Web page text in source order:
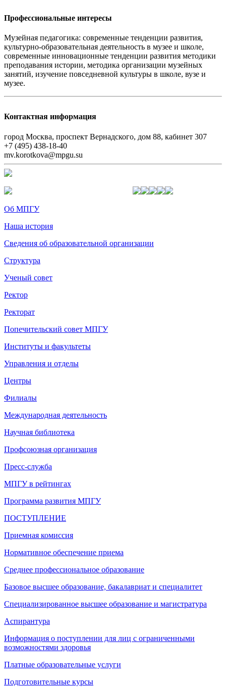
Профессиональные интересы
Музейная педагогика: современные тенденции развития,
культурно-образовательная деятельность в музее и школе,
современные инновационные тенденции развития методики
преподавания истории, методика организации музейных
занятий, изучение повседневной культуры в школе, вузе и
музее.
Контактная информация
город Москва, проспект Вернадского, дом 88, кабинет 307
+7 (495) 438-18-40
mv.korotkova@mpgu.su
Об МПГУ
Наша история
Сведения об образовательной организации
Структура
Ученый совет
Ректор
Ректорат
Попечительский совет МПГУ
Институты и факультеты
Управления и отделы
Центры
Филиалы
Международная деятельность
Научная библиотека
Профсоюзная организация
Пресс-служба
МПГУ в рейтингах
Программа развития МПГУ
ПОСТУПЛЕНИЕ
Приемная комиссия
Нормативное обеспечение приема
Среднее профессиональное образование
Базовое высшее образование, бакалавриат и специалитет
Специализированное высшее образование и магистратура
Аспирантура
Информация о поступлении для лиц с ограниченными
возможностями здоровья
Платные образовательные услуги
Подготовительные курсы